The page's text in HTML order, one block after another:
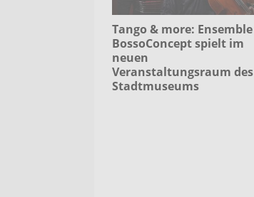
Tango & more: Ensemble
BossoConcept spielt im
neuen
Veranstaltungsraum des
Stadtmuseums